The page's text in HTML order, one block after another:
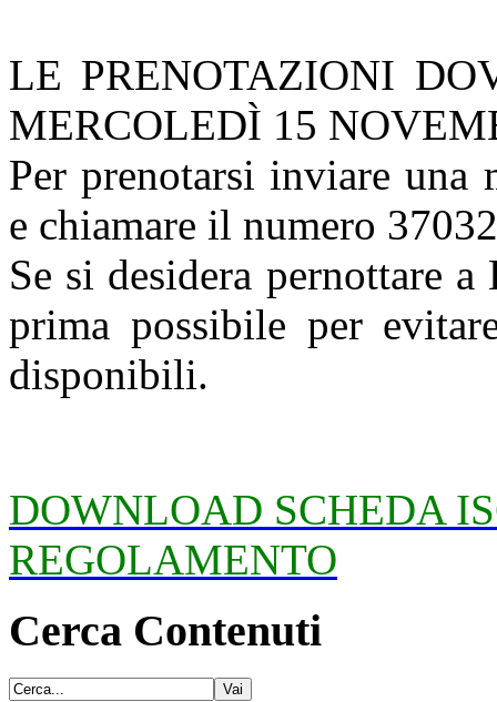
LE PRENOTAZIONI
MERCOLEDÌ 15
Per prenotarsi inviare
e chiamare il numero
Se si desidera pernottare
prima possibile per
disponibili.
DOWNLOAD SCHEDA
REGOLAMENTO
Cerca Contenuti